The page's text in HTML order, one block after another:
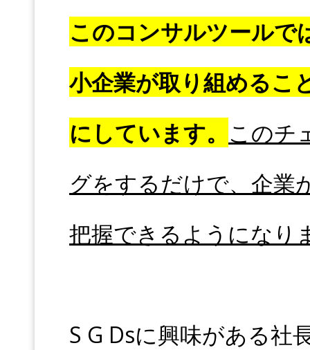
このコンサルツールで
小企業が取り組めるこ
にしています。 このチ
グをするだけで、企業
把握できるようになり
S G Dsに興味がある社